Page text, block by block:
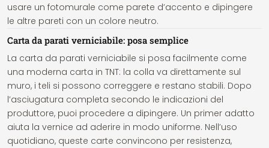
usare un fotomurale come parete d’accento e dipingere
le altre pareti con un colore neutro.
Carta da parati verniciabile: posa semplice
La carta da parati verniciabile si posa facilmente come
una moderna carta in TNT: la colla va direttamente sul
muro, i teli si possono correggere e restano stabili. Dopo
l’asciugatura completa secondo le indicazioni del
produttore, puoi procedere a dipingere. Un primer adatto
aiuta la vernice ad aderire in modo uniforme. Nell’uso
quotidiano, queste carte convincono per resistenza,